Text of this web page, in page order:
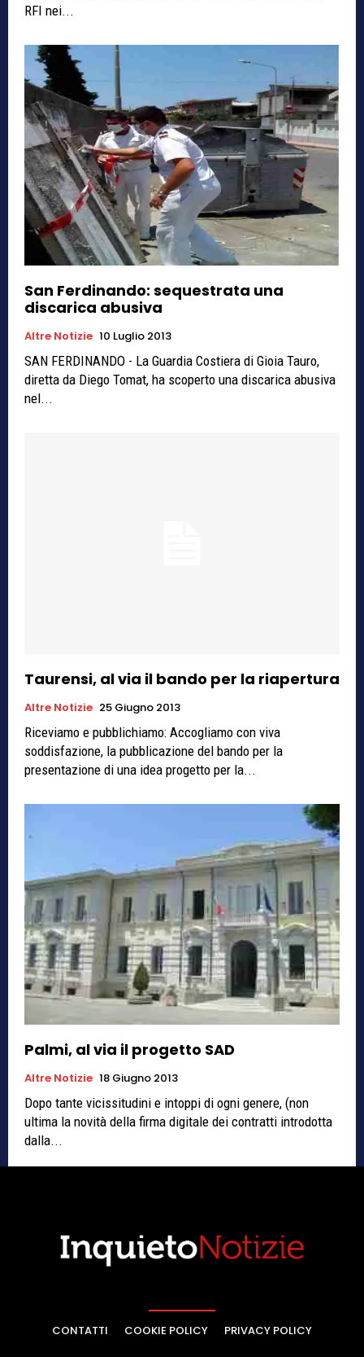
RFI nei...
San Ferdinando: sequestrata una
discarica abusiva
Altre Notizie 10 Luglio 2013
SAN FERDINANDO - La Guardia Costiera di Gioia Tauro,
diretta da Diego Tomat, ha scoperto una discarica abusiva
nel...
Taurensi, al via il bando per la riapertura
Altre Notizie 25 Giugno 2013
Riceviamo e pubblichiamo: Accogliamo con viva
soddisfazione, la pubblicazione del bando per la
presentazione di una idea progetto per la...
Palmi, al via il progetto SAD
Altre Notizie 18 Giugno 2013
Dopo tante vicissitudini e intoppi di ogni genere, (non
ultima la novità della firma digitale dei contratti introdotta
dalla...
CONTATTI COOKIE POLICY PRIVACY POLICY